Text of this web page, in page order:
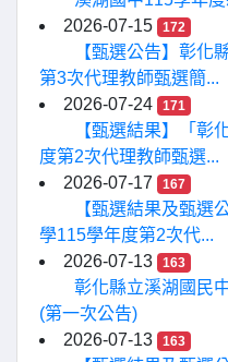
2026-07-15
172
【甄選公告】彰化
第3次代理教師甄選簡...
2026-07-24
171
【甄選結果】「彰
度第2次代理教師甄選...
2026-07-17
167
【甄選結果及甄選
學115學年度第2次代...
2026-07-13
163
彰化縣立溪湖國民
(第一次公告)
2026-07-13
163